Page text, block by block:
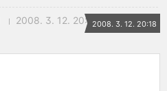
2008. 3. 12. 20:182008. 3. 12. 20:18